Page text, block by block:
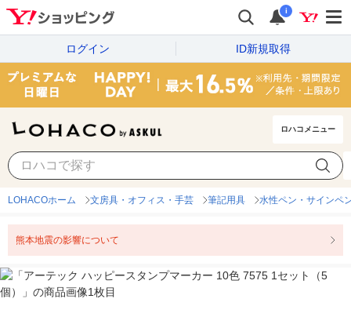
i
ログイン ID新規取得
ロハコメニュー
LOHACOホーム 文房具・オフィス・手芸 筆記用具 水性ペン・サインペ
熊本地震の影響について